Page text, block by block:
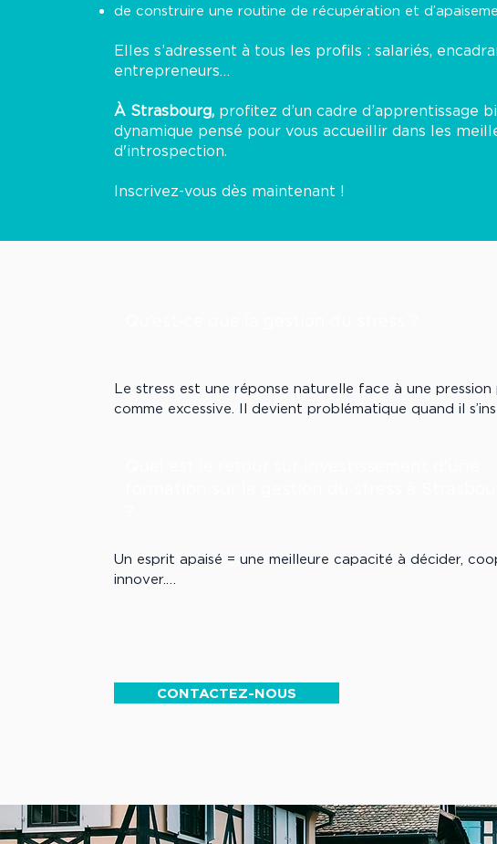
de construire une routine de récupération et
Elles s’adressent à tous les profils : salariés,
entrepreneurs…
À Strasbourg, profitez d’un cadre d’apprentissage
dynamique pensé pour vous accueillir dans les
d'introspection.
Inscrivez-vous dès maintenant !
Le stress est une réponse naturelle face à une pression
comme excessive. Il devient problématique quand il
comprendre ses signaux d’alerte,
Accessible à tous (collaborateurs, managers,
Un esprit apaisé = une meilleure capacité à décider,
innover.
amélioration de la concentration et du sommeil,
moins d’absentéisme,
CONTACTEZ-NOUS